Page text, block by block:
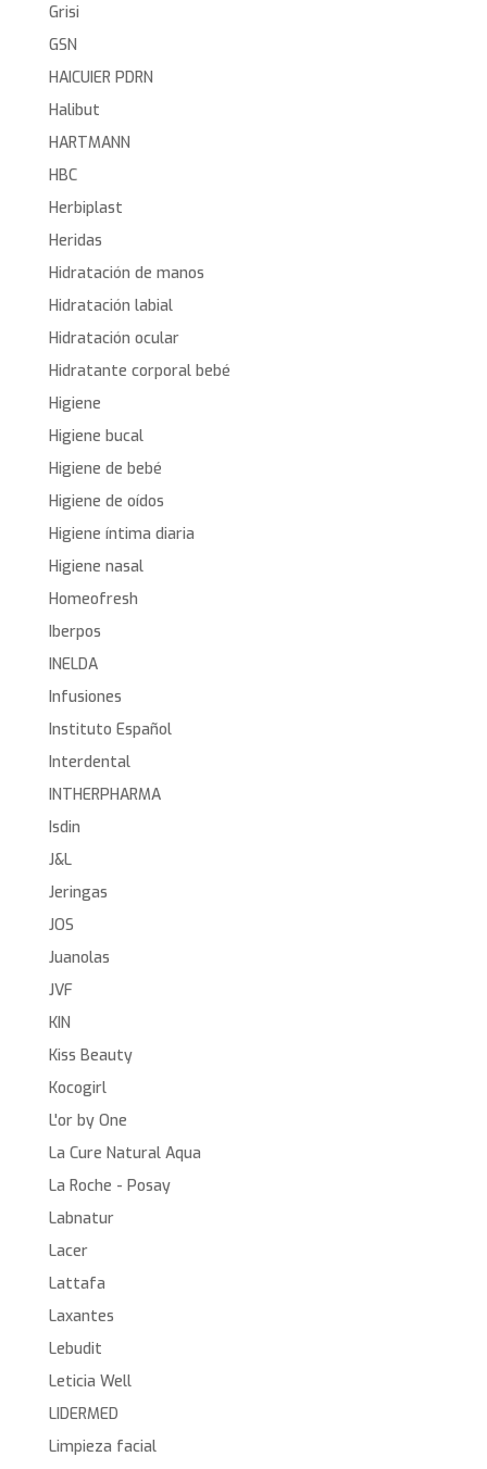
Grisi
GSN
HAICUIER PDRN
Halibut
HARTMANN
HBC
Herbiplast
Heridas
Hidratación de manos
Hidratación labial
Hidratación ocular
Hidratante corporal bebé
Higiene
Higiene bucal
Higiene de bebé
Higiene de oídos
Higiene íntima diaria
Higiene nasal
Homeofresh
Iberpos
INELDA
Infusiones
Instituto Español
Interdental
INTHERPHARMA
Isdin
J&L
Jeringas
JOS
Juanolas
JVF
KIN
Kiss Beauty
Kocogirl
L'or by One
La Cure Natural Aqua
La Roche - Posay
Labnatur
Lacer
Lattafa
Laxantes
Lebudit
Leticia Well
LIDERMED
Limpieza facial